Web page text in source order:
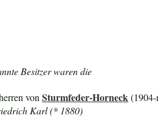
Besitzer waren die
vonSturmfeder-Horneck
Karl (* 1880)